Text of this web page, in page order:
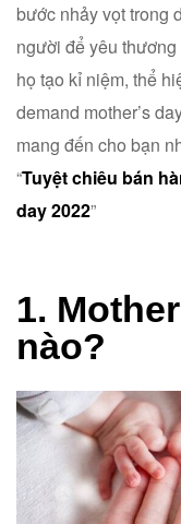
bước nhảy vọt trong
người để yêu thương
họ tạo kỉ niệm, thể
demand mother’s
mang đến cho bạn
“Tuyệt chiêu bán
day 2022”
1.
nào?